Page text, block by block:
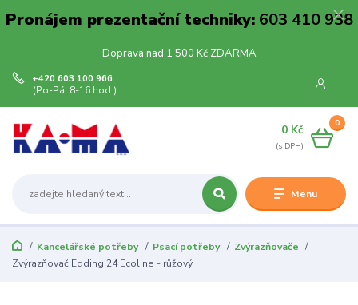
Pronájem prezentační techniky:603 410 938
Doprava nad 1 500 Kč ZDARMA
Menu
+420 603 100 966
(Po-Pá, 8-16 hod.)
0
0 Kč
Kancelářské potřeby Psací potřeby
Zvýrazňovače
Zvýrazňovač Edding 24 Ecoline - růžový